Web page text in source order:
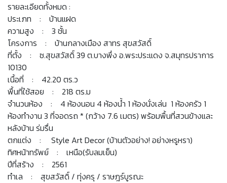
รายละเอียดทั้งหมด :
ประเภท : บ้านแฝด
ความสูง : 3 ชั้น
โครงการ : บ้านกลางเมือง สาทร สุขสวัสดิ์
ที่ตั้ง : ซ.สุขสวัสดิ์ 39 ต.บางพึ่ง อ.พระประแดง จ.สมุทรปราการ
10130
เนื้อที่ : 42.20 ตร.ว
พื้นที่ใช้สอย : 218 ตร.ม
จำนวนห้อง : 4 ห้องนอน 4 ห้องน้ำ 1 ห้องนั่งเล่น 1 ห้องครัว 1
ห้องทำงาน 3 ที่จอดรถ * (กว้าง 7.6 เมตร) พร้อมพื้นที่สวนข้างและ
หลังบ้าน ร่มรื่น
ตกแต่ง : Style Art Decor (บ้านตัวอย่าง! อย่างหรูหรา)
ทิศหน้าทรัพย์ : เหนือ(รับลมเย็น)
ปีที่สร้าง : 2561
ทำเล : สุขสวัสดิ์ / ทุ่งครุ / ราษฎร์บูรณะ